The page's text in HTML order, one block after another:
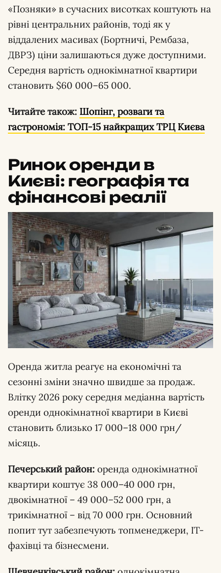
«Позняки» в сучасних висотках коштують на
рівні центральних районів, тоді як у
віддалених масивах (Бортничі, Рембаза,
ДВРЗ) ціни залишаються дуже доступними.
Середня вартість однокімнатної квартири
становить $60 000–65 000.
Читайте також: Шопінг, розваги та
гастрономія: ТОП-15 найкращих ТРЦ Києва
Ринок оренди в
Києві: географія та
фінансові реалії
Оренда житла реагує на економічні та
сезонні зміни значно швидше за продаж.
Влітку 2026 року середня медіанна вартість
оренди однокімнатної квартири в Києві
становить близько 17 000–18 000 грн/
місяць.
Печерський район: оренда однокімнатної
квартири коштує 38 000–40 000 грн,
двокімнатної – 49 000–52 000 грн, а
трикімнатної – від 70 000 грн. Основний
попит тут забезпечують топменеджери, IT-
фахівці та бізнесмени.